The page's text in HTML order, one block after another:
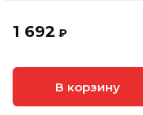
1 692 ₽
В корзину